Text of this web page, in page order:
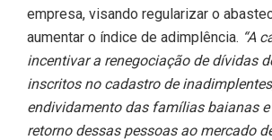
empresa, visando regularizar o
aumentar o índice de adimplência. “A
incentivar a renegociação de dívidas
inscritos no cadastro de
endividamento das famílias baianas
retorno dessas pessoas ao mercado